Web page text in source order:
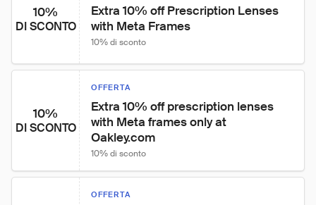
10%
DI SCONTO
Extra 10% off Prescription Lenses
with Meta Frames
10% di sconto
10%
DI SCONTO
OFFERTA
Extra 10% off prescription lenses
with Meta frames only at
Oakley.com
10% di sconto
OFFERTA